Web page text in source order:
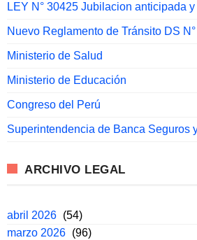
LEY N° 30425 Jubilacion anticipada
Nuevo Reglamento de Tránsito DS
Ministerio de Salud
Ministerio de Educación
Congreso del Perú
Superintendencia de Banca Seguros
ARCHIVO LEGAL
abril 2026 (54)
marzo 2026 (96)